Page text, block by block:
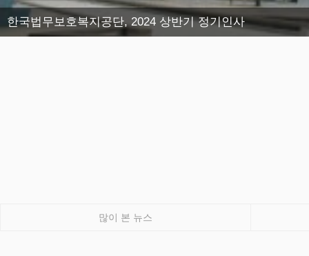
한국법무보호복지공단, 2024 상반기 정기인사
많이 본 뉴스